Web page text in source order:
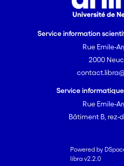
Service information
Rue Emile-
2000
Service
Rue Emile-
Bâtiment B, rez-
Powered by
libra v2.2.0